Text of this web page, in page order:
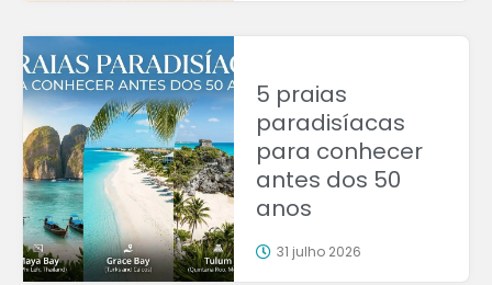
5 praias
paradisíacas
para conhecer
antes dos 50
anos
31 julho 2026